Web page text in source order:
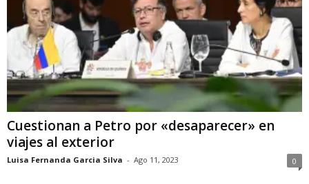
Cuestionan a Petro por «desaparecer» en
viajes al exterior
Luisa Fernanda Garcia Silva - Ago 11, 2023 0